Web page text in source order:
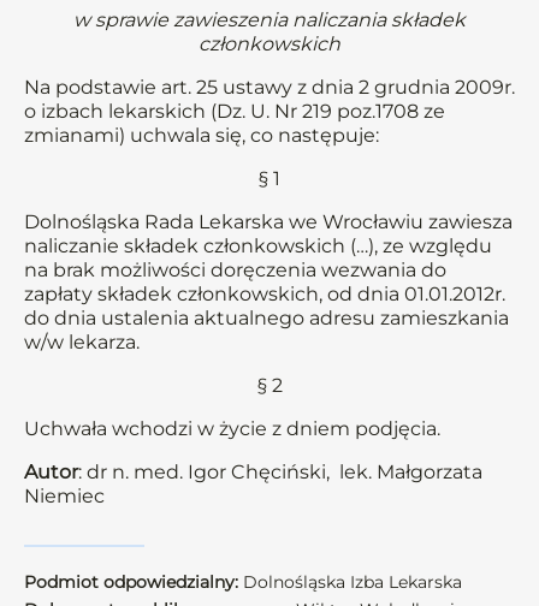
w sprawie zawieszenia naliczania składek
członkowskich
Na podstawie art. 25 ustawy z dnia 2 grudnia 2009r.
o izbach lekarskich (Dz. U. Nr 219 poz.1708 ze
zmianami) uchwala się, co następuje:
§ 1
Dolnośląska Rada Lekarska we Wrocławiu zawiesza
naliczanie składek członkowskich (…), ze względu
na brak możliwości doręczenia wezwania do
zapłaty składek członkowskich, od dnia 01.01.2012r.
do dnia ustalenia aktualnego adresu zamieszkania
w/w lekarza.
§ 2
Uchwała wchodzi w życie z dniem podjęcia.
Autor: dr n. med. Igor Chęciński, lek. Małgorzata
Niemiec
Podmiot odpowiedzialny: Dolnośląska Izba Lekarska